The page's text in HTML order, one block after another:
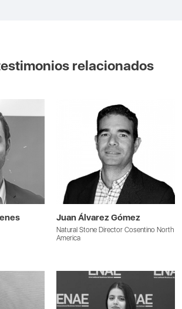
relacionados
Juan Álvarez Gómez
Natural Stone Director Cosentino North
America